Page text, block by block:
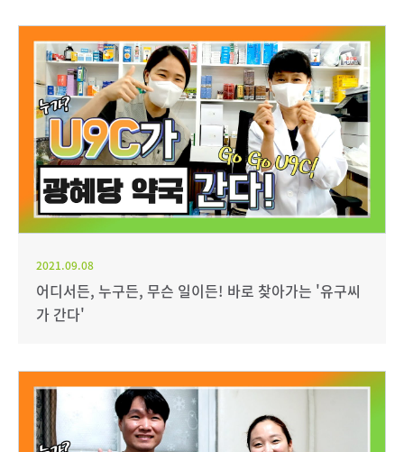
2021.09.08
어디서든, 누구든, 무슨 일이든! 바로 찾아가는 '유구씨
가 간다'